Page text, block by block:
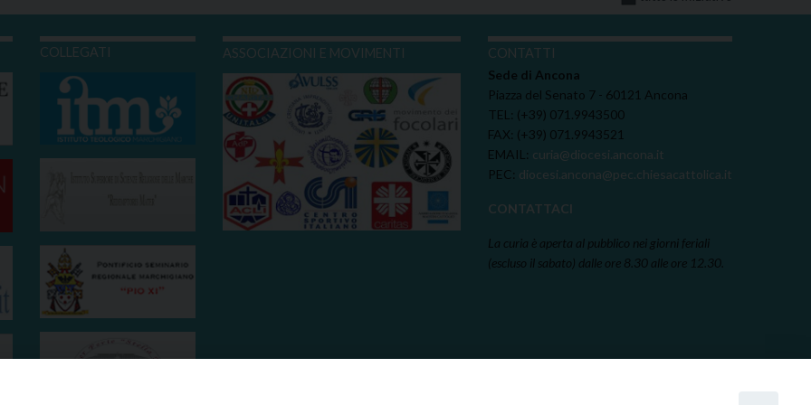
COLLEGATI ASSOCIAZIONI E MOVIMENTI
CONTATTI
Sede di Ancona
Piazza del Senato 7 - 60121 Ancona
TEL: (+39) 071.9943500
FAX: (+39) 071.9943521
EMAIL: curia@diocesi.ancona.it
PEC: diocesi.ancona@pec.chiesacattolica.it
CONTATTACI
La curia è aperta al pubblico nei giorni feriali
(escluso il sabato) dalle ore 8.30 alle ore 12.30.